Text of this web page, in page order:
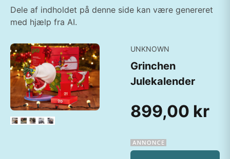
Dele af indholdet på denne side kan være genereret
med hjælp fra AI.
UNKNOWN
Grinchen
Julekalender
899,00 kr